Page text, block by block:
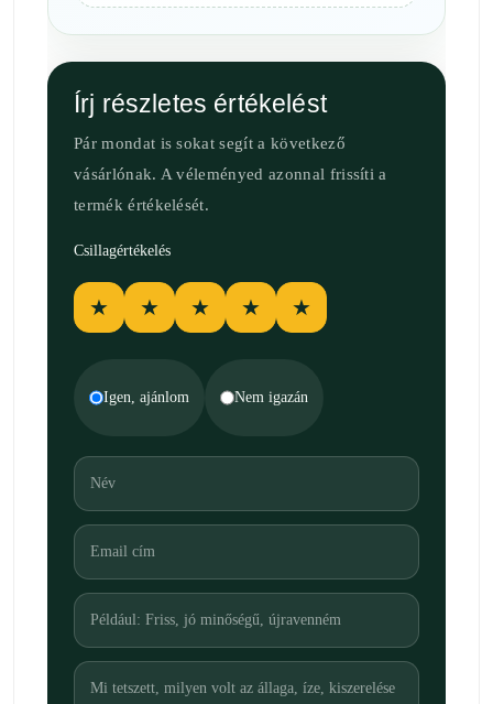
Írj részletes értékelést
Pár mondat is sokat segít a következő
vásárlónak. A véleményed azonnal frissíti a
termék értékelését.
Csillagértékelés
★ ★ ★ ★ ★
Igen, ajánlom Nem igazán